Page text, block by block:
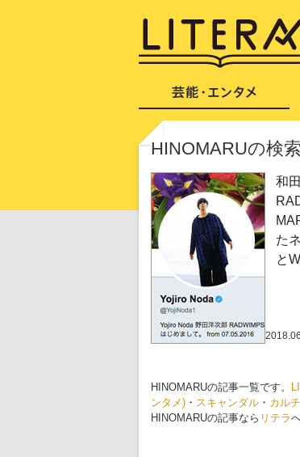
HINOMARUの検
和
た
と
HINOMARUの記事一覧です。
ンタメ) ・ スキャンダル ・ カル
HINOMARUの記事なら リテラ